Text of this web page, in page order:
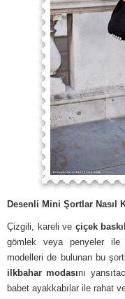
Desenli Mini Şortlar Nasıl
Çizgili, kareli ve çiçek
gömlek veya penyeler ile
modelleri de bulunan bu
ilkbahar modasını
babet ayakkabılar ile rahat